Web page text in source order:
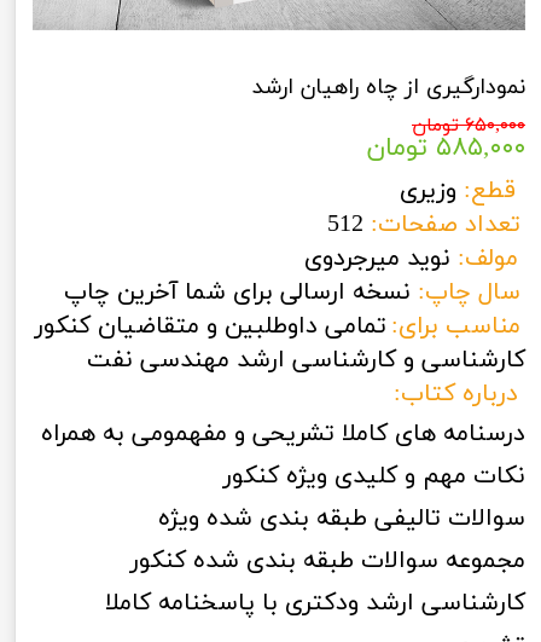
نمودارگیری از چاه راهیان ارشد
۶۵۰,۰۰۰ تومان
۵۸۵,۰۰۰ تومان
قطع: وزیری
تعداد صفحات:
مولف: نوید میرجردوی
سال چاپ: نسخه ارسالی برای شما آخرین چاپ
مناسب برای: تمامی داوطلبین و متقاضیان کنکور
کارشناسی و کارشناسی ارشد مهندسی نفت
درباره کتاب:
درسنامه های کاملا تشریحی و مفهمومی به همراه
نکات مهم و کلیدی ویژه کنکور
سوالات تالیفی طبقه بندی شده ویژه
مجموعه سوالات طبقه بندی شده کنکور
کارشناسی ارشد ودکتری با پاسخنامه کاملا